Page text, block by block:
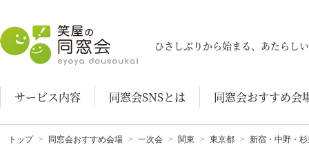
笑屋の同窓会
ひさしぶりから始まる、あたらし
サービス内容 同窓会SNSとは 同窓会おすすめ会
トップ 同窓会おすすめ会場 一次会 関東 東京都 新宿・中野・